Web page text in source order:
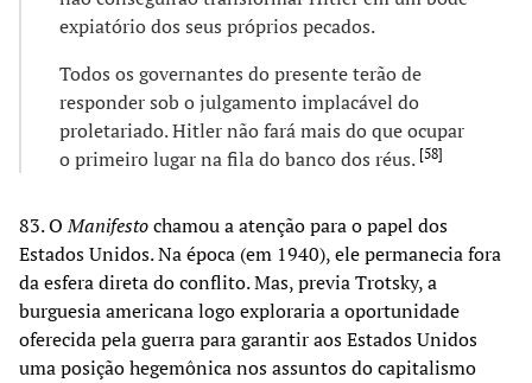
expiatório dos seus próprios pecados.
Todos os governantes do presente terão de
responder sob o julgamento implacável do
proletariado. Hitler não fará mais do que ocupar
o primeiro lugar na fila do banco dos réus. [58]
83. OManifestochamou a atenção para o papel dos
Estados Unidos. Na época (em 1940), ele permanecia fora
da esfera direta do conflito. Mas, previa Trotsky, a
burguesia americana logo exploraria a oportunidade
oferecida pela guerra para garantir aos Estados Unidos
uma posição hegemônica nos assuntos do capitalismo